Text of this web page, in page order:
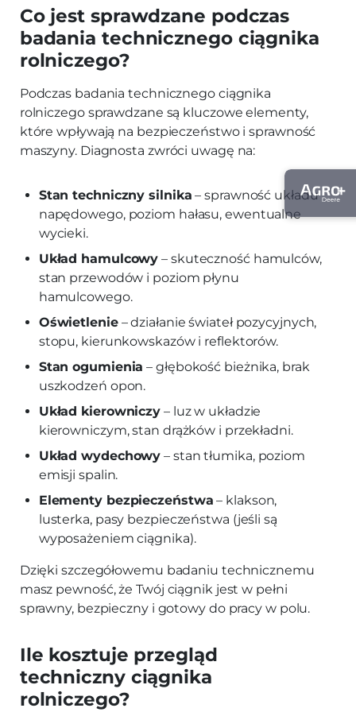
Co jest sprawdzane podczas
badania technicznego ciągnika
rolniczego?
Podczas badania technicznego ciągnika
rolniczego sprawdzane są kluczowe elementy,
które wpływają na bezpieczeństwo i sprawność
maszyny. Diagnosta zwróci uwagę na:
Stan techniczny silnika – sprawność układu
napędowego, poziom hałasu, ewentualne
wycieki.
Układ hamulcowy – skuteczność hamulców,
stan przewodów i poziom płynu
hamulcowego.
Oświetlenie– działanie świateł pozycyjnych,
stopu, kierunkowskazów i reflektorów.
Stan ogumienia – głębokość bieżnika, brak
uszkodzeń opon.
Układ kierowniczy – luz w układzie
kierowniczym, stan drążków i przekładni.
Układ wydechowy – stan tłumika, poziom
emisji spalin.
Elementy bezpieczeństwa – klakson,
lusterka, pasy bezpieczeństwa (jeśli są
wyposażeniem ciągnika).
Dzięki szczegółowemu badaniu technicznemu
masz pewność, że Twój ciągnik jest w pełni
sprawny, bezpieczny i gotowy do pracy w polu.
Ile kosztuje przegląd
techniczny ciągnika
rolniczego?